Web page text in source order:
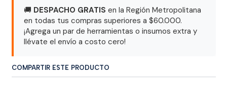
🚚 DESPACHO GRATIS en la Región Metropolitana
en todas tus compras superiores a $60.000.
¡Agrega un par de herramientas o insumos extra y
llévate el envío a costo cero!
COMPARTIR ESTE PRODUCTO